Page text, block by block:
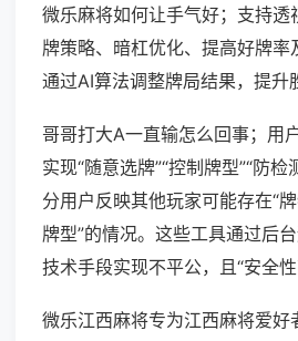
微乐麻将如何让手气好；支持透
牌策略、暗杠优化、提高好牌率
通过AI算法调整牌局结果，提升
哥哥打大A一直输怎么回事；用
实现“随意选牌”“控制牌型”“防
分用户反映其他玩家可能存在“
牌型”的情况。这些工具通过后
技术手段实现不平公，且“安全性
微乐江西麻将专为江西麻将爱好